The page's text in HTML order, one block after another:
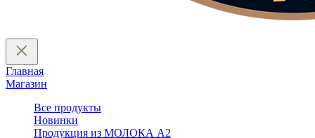
Главная
Магазин
Все продукты
Новинки
Продукция из МОЛОКА А2